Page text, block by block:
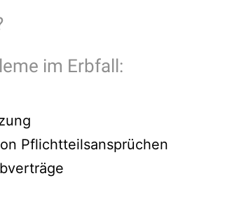
im Erbfall:
Pflichtteilsansprüchen